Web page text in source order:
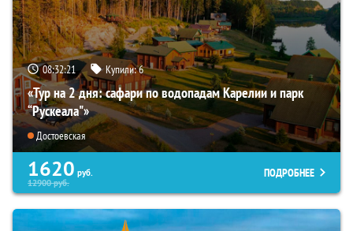
08:32:19 Купили:6
«Тур на 2 дня: сафари по водопадам Карелии и парк
“Рускеала"»
Достоевская
1620 руб.
12900руб.
ПОДРОБНЕЕ